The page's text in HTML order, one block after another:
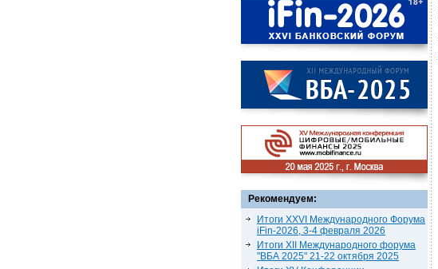
Рекомендуем:
Итоги XXVI Международного Форума
iFin-2026, 3-4 февраля 2026
Итоги XII Международного форума
"ВБА 2025" 21-22 октября 2025